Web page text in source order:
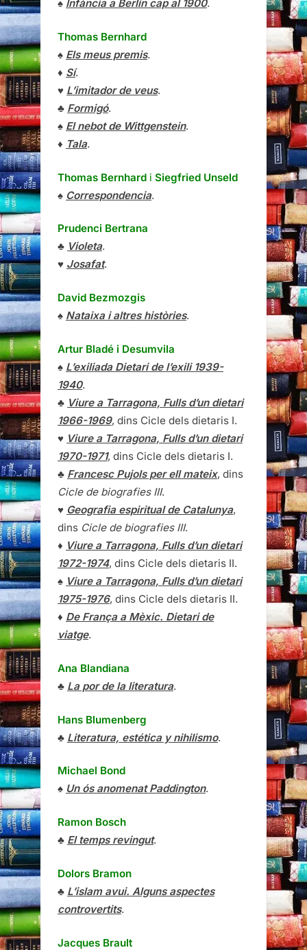
♠ Infància a Berlín cap al 1900.
Thomas Bernhard
♠ Els meus premis.
♦ Sí.
♥ L’imitador de veus.
♣ Formigó.
♠ El nebot de Wittgenstein.
♦ Tala.
Thomas Bernhard i Siegfried Unseld
♠ Correspondencia.
Prudenci Bertrana
♣ Violeta.
♥ Josafat.
David Bezmozgis
♠ Nataixa i altres històries.
Artur Bladé i Desumvila
♠ L’exiliada Dietari de l’exili 1939-
1940.
♣ Viure a Tarragona, Fulls d’un dietari
1966-1969, dins Cicle dels dietaris I.
♥ Viure a Tarragona, Fulls d’un dietari
1970-1971, dins Cicle dels dietaris I.
♣ Francesc Pujols per ell mateix, dins
Cicle de biografies III.
♥ Geografia espiritual de Catalunya,
dins Cicle de biografies III.
♦ Viure a Tarragona, Fulls d’un dietari
1972-1974, dins Cicle dels dietaris II.
♠ Viure a Tarragona, Fulls d’un dietari
1975-1976, dins Cicle dels dietaris II.
♦ De França a Mèxic. Dietari de
viatge.
Ana Blandiana
♣ La por de la literatura.
Hans Blumenberg
♣ Literatura, estética y nihilismo.
Michael Bond
♠ Un ós anomenat Paddington.
Ramon Bosch
♣ El temps revingut.
Dolors Bramon
♣ L’islam avui. Alguns aspectes
controvertits.
Jacques Brault